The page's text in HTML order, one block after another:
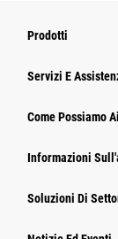
Prodotti
Servizi E
Come Possiamo
Informazioni
Soluzioni Di